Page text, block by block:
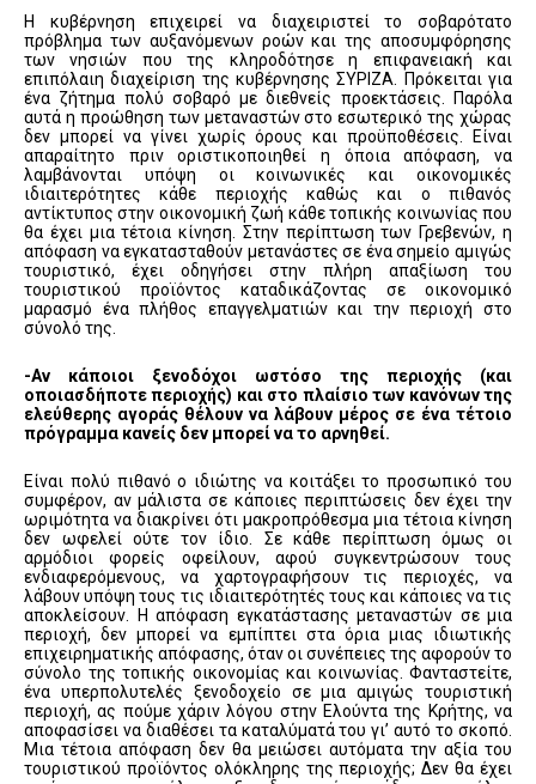
Η κυβέρνηση επιχειρεί να διαχειριστεί το σοβαρότατο
πρόβλημα των αυξανόμενων ροών και της αποσυμφόρησης
των νησιών που της κληροδότησε η επιφανειακή και
επιπόλαιη διαχείριση της κυβέρνησης ΣΥΡΙΖΑ. Πρόκειται για
ένα ζήτημα πολύ σοβαρό με διεθνείς προεκτάσεις. Παρόλα
αυτά η προώθηση των μεταναστών στο εσωτερικό της χώρας
δεν μπορεί να γίνει χωρίς όρους και προϋποθέσεις. Είναι
απαραίτητο πριν οριστικοποιηθεί η όποια απόφαση, να
λαμβάνονται υπόψη οι κοινωνικές και οικονομικές
ιδιαιτερότητες κάθε περιοχής καθώς και ο πιθανός
αντίκτυπος στην οικονομική ζωή κάθε τοπικής κοινωνίας που
θα έχει μια τέτοια κίνηση. Στην περίπτωση των Γρεβενών, η
απόφαση να εγκατασταθούν μετανάστες σε ένα σημείο αμιγώς
τουριστικό, έχει οδηγήσει στην πλήρη απαξίωση του
τουριστικού προϊόντος καταδικάζοντας σε οικονομικό
μαρασμό ένα πλήθος επαγγελματιών και την περιοχή στο
σύνολό της.
-Αν κάποιοι ξενοδόχοι ωστόσο της περιοχής (και
οποιασδήποτε περιοχής) και στο πλαίσιο των κανόνων της
ελεύθερης αγοράς θέλουν να λάβουν μέρος σε ένα τέτοιο
πρόγραμμα κανείς δεν μπορεί να το αρνηθεί.
Είναι πολύ πιθανό ο ιδιώτης να κοιτάξει το προσωπικό του
συμφέρον, αν μάλιστα σε κάποιες περιπτώσεις δεν έχει την
ωριμότητα να διακρίνει ότι μακροπρόθεσμα μια τέτοια κίνηση
δεν ωφελεί ούτε τον ίδιο. Σε κάθε περίπτωση όμως οι
αρμόδιοι φορείς οφείλουν, αφού συγκεντρώσουν τους
ενδιαφερόμενους, να χαρτογραφήσουν τις περιοχές, να
λάβουν υπόψη τους τις ιδιαιτερότητές τους και κάποιες να τις
αποκλείσουν. Η απόφαση εγκατάστασης μεταναστών σε μια
περιοχή, δεν μπορεί να εμπίπτει στα όρια μιας ιδιωτικής
επιχειρηματικής απόφασης, όταν οι συνέπειες της αφορούν το
σύνολο της τοπικής οικονομίας και κοινωνίας. Φανταστείτε,
ένα υπερπολυτελές ξενοδοχείο σε μια αμιγώς τουριστική
περιοχή, ας πούμε χάριν λόγου στην Ελούντα της Κρήτης, να
αποφασίσει να διαθέσει τα καταλύματά του γι’ αυτό το σκοπό.
Μια τέτοια απόφαση δεν θα μειώσει αυτόματα την αξία του
τουριστικού προϊόντος ολόκληρης της περιοχής; Δεν θα έχει